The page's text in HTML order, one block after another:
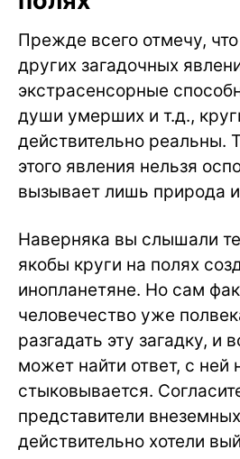
Прежде всего отмечу,
других загадочных
экстрасенсорные
души умерших и т.д.,
действительно реальны.
этого явления нельзя
вызывает лишь природа
Наверняка вы слышали
якобы круги на полях
инопланетяне. Но сам
человечество уже
разгадать эту загадку, и
может найти ответ, с ней
стыковывается.
представители
действительно хотели